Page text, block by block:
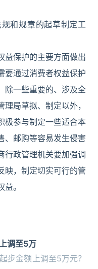
和规章的起草制定工
益保护的主要方面做出
要通过消费者权益保护
除一些重要的、涉及全
局草拟、制定以外，
极参与制定一些适合本
、邮购等容易发生侵害
行政管理机关要加强调
映，制定切实可行的管
。
调至5万
步金额上调至5万元？